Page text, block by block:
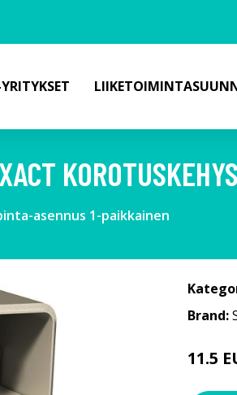
asennus 1-paikkainen
Brand:
11.5